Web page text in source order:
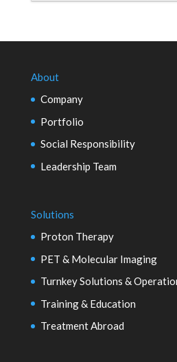
About
Company
Portfolio
Social Responsibility
Leadership Team
Solutions
Proton Therapy
PET & Molecular Imaging
Turnkey Solutions &
Training & Education
Treatment Abroad